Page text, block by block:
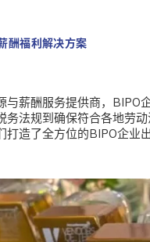
酬福利解决方案
薪酬服务提供商， BIPO
务法规到确保符合各地劳
打造了全方位的BIPO企业